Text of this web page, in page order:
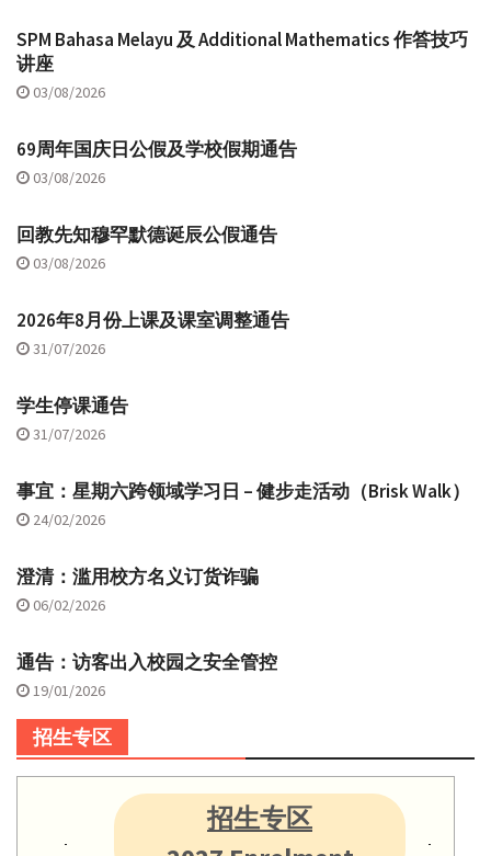
SPM Bahasa Melayu 及 Additional Mathematics 作答技巧
讲座
03/08/2026
69周年国庆日公假及学校假期通告
03/08/2026
回教先知穆罕默德诞辰公假通告
03/08/2026
2026年8月份上课及课室调整通告
31/07/2026
学生停课通告
31/07/2026
事宜：星期六跨领域学习日 – 健步走活动（Brisk Walk）
24/02/2026
澄清：滥用校方名义订货诈骗
06/02/2026
通告：访客出入校园之安全管控
19/01/2026
招生专区
招生专区